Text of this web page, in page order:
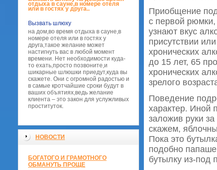
отдыха в сауне,в номере отеля
или в гостях у друга..
Вызвать шлюху
на дом,во время отдыха в сауне,в
номере отеля или в гостях у
друга,такое желание может
настигнуть вас в любой момент
времени. Нет необходимости куда-
то ехать,просто позвоните,и
шикарные шлюшки приедут,куда вы
скажете. Они с огромной радостью и
в самые кротчайшие сроки будут в
ваших объятиях,ведь желание
клиента – это закон для услужливых
проституток.
НОВОСТИ
БОГАТОГО И ГРАМОТНОГО
ОБМАНУТЬ ПРОЩЕ
Приобщение
с первой
узнают вкус
присутствии
хронических
до 15 лет, 65
хронических
зрелого
Поведение
характер. Иной
заложив руки
скажем,
Пока это
подобно
бутылку из-под